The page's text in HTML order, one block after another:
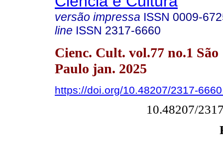
versão impressa ISSN 0009-
line ISSN 2317-6660
Cienc. Cult. vol.77 no.1 São
Paulo jan. 2025
https://doi.org/10.48207/2317-
10.48207/